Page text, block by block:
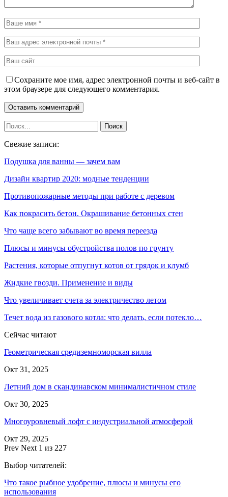
Сохраните мое имя, адрес электронной почты и веб-сайт в
этом браузере для следующего комментария.
Свежие записи:
Подушка для ванны — зачем вам
Дизайн квартир 2020: модные тенденции
Противопожарные методы при работе с деревом
Как покрасить бетон. Окрашивание бетонных стен
Что чаще всего забывают во время переезда
Плюсы и минусы обустройства полов по грунту
Растения, которые отпугнут котов от грядок и клумб
Жидкие гвозди. Применение и виды
Что увеличивает счета за электричество летом
Течет вода из газового котла: что делать, если потекло…
Сейчас читают
Геометрическая средиземноморская вилла
Окт 31, 2025
Летний дом в скандинавском минималистичном стиле
Окт 30, 2025
Многоуровневый лофт с индустриальной атмосферой
Окт 29, 2025
Prev Next 1 из 227
Выбор читателей:
Что такое рыбное удобрение, плюсы и минусы его
использования